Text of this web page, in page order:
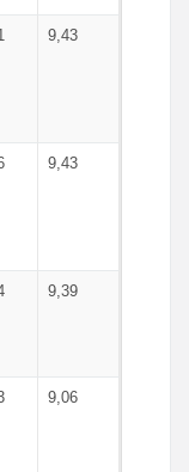
9,43
9,43
9,39
9,06